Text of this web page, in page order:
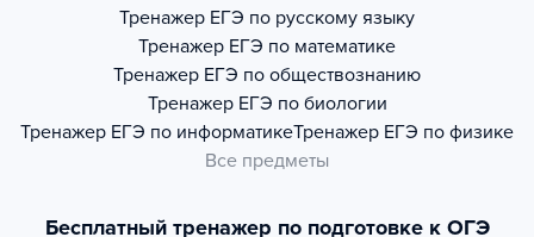
Тренажер ЕГЭ по русскому языку
Тренажер ЕГЭ по математике
Тренажер ЕГЭ по обществознанию
Тренажер ЕГЭ по биологии
Тренажер ЕГЭ по информатикеТренажер ЕГЭ по физике
Все предметы
Бесплатный тренажер по подготовке к ОГЭ